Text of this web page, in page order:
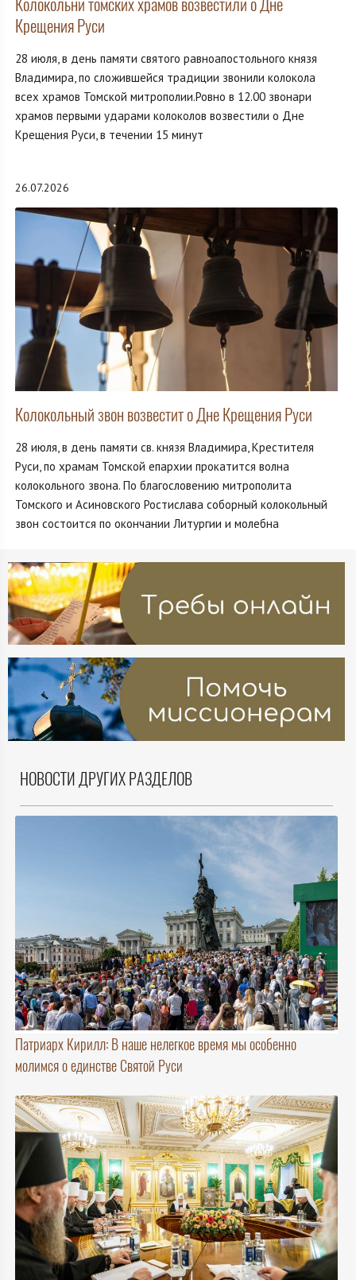
Крещения Руси
28 июля, в день памяти святого равноапостольного князя
Владимира, по сложившейся традиции звонили колокола
всех храмов Томской митрополии.Ровно в 12.00 звонари
храмов первыми ударами колоколов возвестили о Дне
Крещения Руси, в течении 15 минут
26.07.2026
Колокольный звон возвестит о Дне Крещения Руси
28 июля, в день памяти св. князя Владимира, Крестителя
Руси, по храмам Томской епархии прокатится волна
колокольного звона. По благословению митрополита
Томского и Асиновского Ростислава соборный колокольный
звон состоится по окончании Литургии и молебна
НОВОСТИ ДРУГИХ РАЗДЕЛОВ
Патриарх Кирилл: В наше нелегкое время мы особенно
молимся о единстве Святой Руси